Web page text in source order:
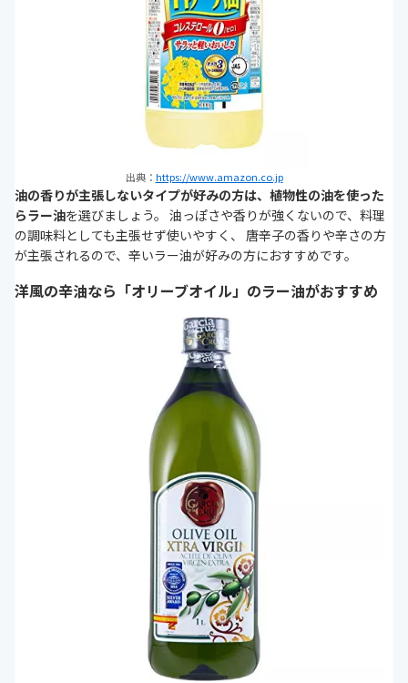
出典： https://www.amazon.co.jp
油の香りが主張しないタイプが好みの方は、植物性の油を使った
らラー油を選びましょう。 油っぽさや香りが強くないので、料理
の調味料としても主張せず使いやすく、 唐辛子の香りや辛さの方
が主張されるので、辛いラー油が好みの方におすすめです。
洋風の辛油なら「オリーブオイル」のラー油がおすすめ